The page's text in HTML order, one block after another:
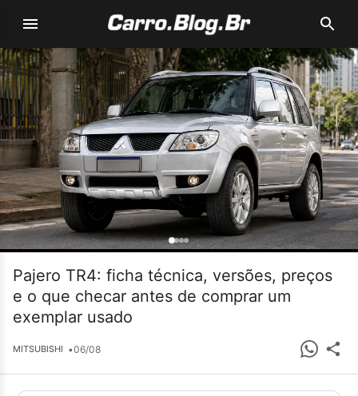
Pajero TR4: ficha técnica, versões, preços
e o que checar antes de comprar um
exemplar usado
MITSUBISHI •06/08